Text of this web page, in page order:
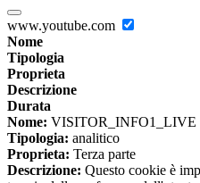
www.youtube.com
Nome
Tipologia
Proprieta
Descrizione
Durata
Nome: VISITOR_INFO1_LIVE
Tipologia: analitico
Proprieta: Terza parte
Descrizione: Questo cookie è